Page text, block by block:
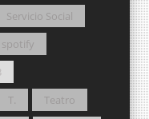
Servicio Social
spotify
T.
Teatro